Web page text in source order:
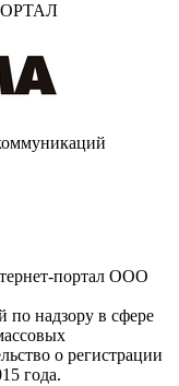
портал ООО
по надзору в сфере
о регистрации
года.